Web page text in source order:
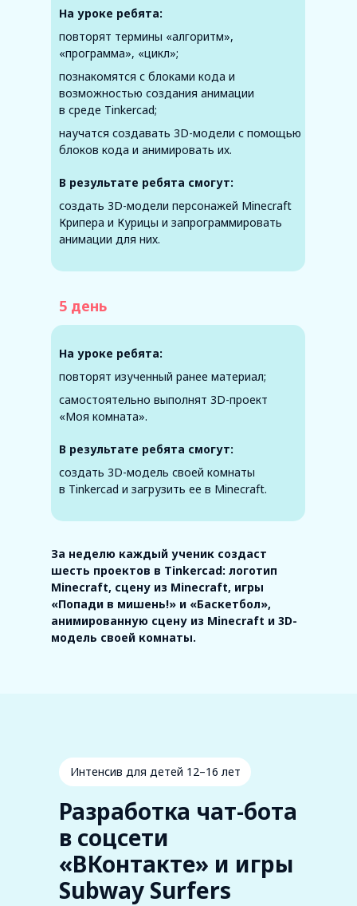
За неделю каждый ученик создаст
шесть проектов в Tinkercad: логотип
Minecraft, сцену из Minecraft, игры
«Попади в мишень!» и «Баскетбол»,
анимированную сцену из Minecraft и 3D-
модель своей комнаты.
На уроке ребята:
5 день
повторят изученный ранее материал;
самостоятельно выполнят 3D-проект
«Моя комната».
В результате ребята смогут:
создать 3D-модель своей комнаты
в Tinkercad и загрузить ее в Minecraft.
На уроке ребята:
В результате ребята смогут:
повторят термины «алгоритм»,
«программа», «цикл»;
познакомятся с блоками кода и
возможностью создания анимации
в среде Tinkercad;
научатся создавать 3D-модели с помощью
блоков кода и анимировать их.
создать 3D-модели персонажей Minecraft
Крипера и Курицы и запрограммировать
анимации для них.
Разработка чат-бота
в соцсети
«ВКонтакте» и игры
Subway Surfers
Интенсив для детей 12–16 лет